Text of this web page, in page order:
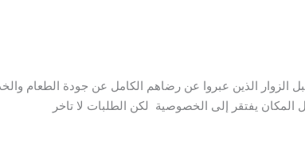
الزوار الذين عبروا عن رضاهم الكامل عن جودة الطعام
يفتقر إلى الخصوصية لكن الطلبات لا تاخر